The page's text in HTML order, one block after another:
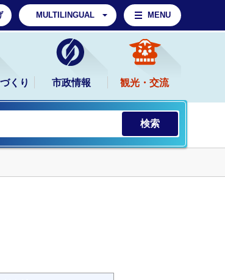
MULTILINGUAL MENU
くり 市政情報 観光・交流